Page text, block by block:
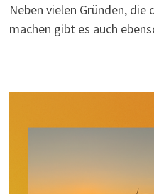
Neben vielen Gründen,
machen gibt es auch